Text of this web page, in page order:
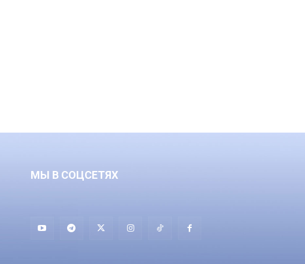
МЫ В СОЦСЕТЯХ